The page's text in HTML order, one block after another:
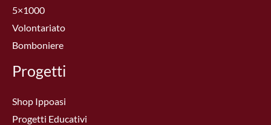
5×1000
Volontariato
Bomboniere
Progetti
Shop Ippoasi
Progetti Educativi